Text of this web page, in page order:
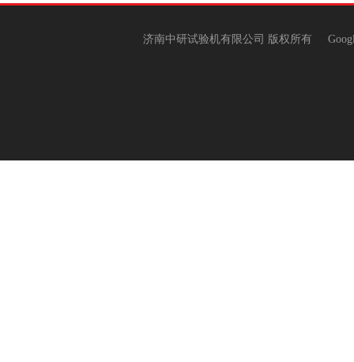
济南中研试验机有限公司 版权所有